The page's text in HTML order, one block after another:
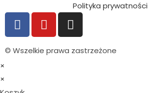
Polityka prywatności
© Wszelkie prawa zastrzeżone
×
×